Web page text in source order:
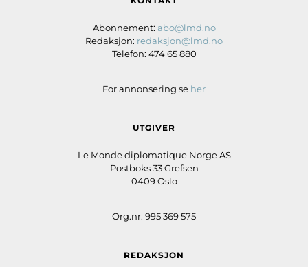
Abonnement: abo@lmd.no
Redaksjon: redaksjon@lmd.no
Telefon: 474 65 880
For annonsering se her
UTGIVER
Le Monde diplomatique Norge AS
Postboks 33 Grefsen
0409 Oslo
Org.nr. 995 369 575
REDAKSJON